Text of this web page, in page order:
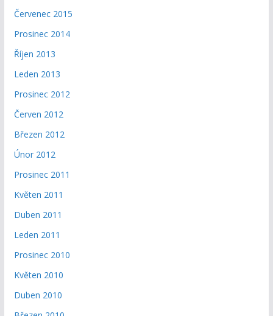
Červenec 2015
Prosinec 2014
Říjen 2013
Leden 2013
Prosinec 2012
Červen 2012
Březen 2012
Únor 2012
Prosinec 2011
Květen 2011
Duben 2011
Leden 2011
Prosinec 2010
Květen 2010
Duben 2010